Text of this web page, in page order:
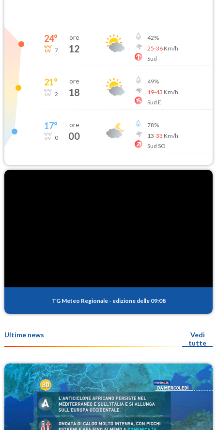
24°
7
ore
12
42%
25-36Km/h
Sud
21°
2
ore
18
49%
19-43 Km/h
Sud E
17°
0
ore
00
78%
13-33 Km/h
Sud SO
TG Meteo Regionale - edizione delle 09:08
Ultime news
Vedi
tutte